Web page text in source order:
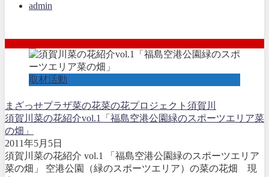
admin
取材活動
まざっせプラザ菜の花菜の花プロジェクト 須賀川
須賀川菜の花紹介vol.1「福島空港公園緑のスポーツエリア菜
の畑」
2011年5月5日
須賀川菜の花紹介 vol.1 「福島空港公園緑のスポーツエリア
菜の畑」 空港公園（緑のスポーツエリア）の菜の花畑 現